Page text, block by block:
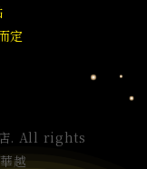
定
. All rights
華越